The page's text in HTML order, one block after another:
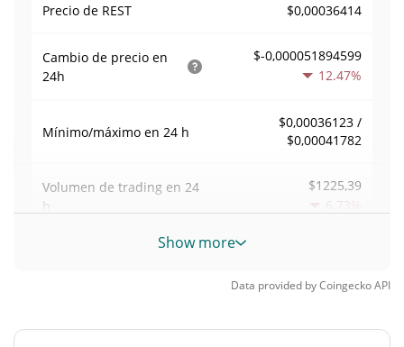
Precio de REST $0,00036414
Cambio de precio en
24h
$-0,000051894599
12.47%
Mínimo/máximo en 24 h
$0,00036123 /
$0,00041782
Volumen de trading en 24
h
$1225,39
6.73%
Volumen/capitalización de
0,0000079873013%
Show more
Data provided byCoingeckoAPI